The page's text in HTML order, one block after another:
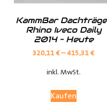
Perfekt geeignet für
Lieferdienste sowie
Verkleidungen bieten
Laderaum, wodurch Ihr
KammBar
Rhino Iveco Daily
2014 – Heute
320,11€–415,31€
inkl. MwSt.
Kaufen